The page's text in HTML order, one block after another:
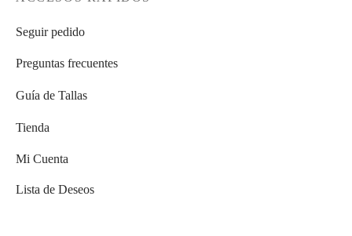
Seguir pedido
Preguntas frecuentes
Guía de Tallas
Tienda
Mi Cuenta
Lista de Deseos